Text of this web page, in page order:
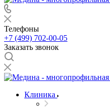
Телефоны
+7 (499) 702-00-05
Заказать звонок
Клиника